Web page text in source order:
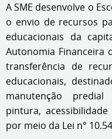
A SME desenvolve o
o envio de recursos
educacionais da
Autonomia Financeira
transferência de
educacionais,
manutenção
pintura,
por meio da Lei n°